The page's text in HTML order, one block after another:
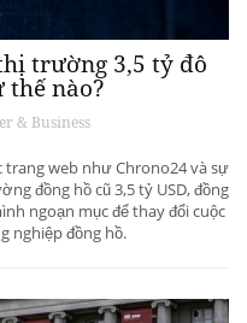
trường 3,5 tỷ đô
thế nào?
& Business
web như Chrono24 và sự
đồng hồ cũ 3,5 tỷ USD, đồng
ngoạn mục để thay đổi cuộc
nghiệp đồng hồ.